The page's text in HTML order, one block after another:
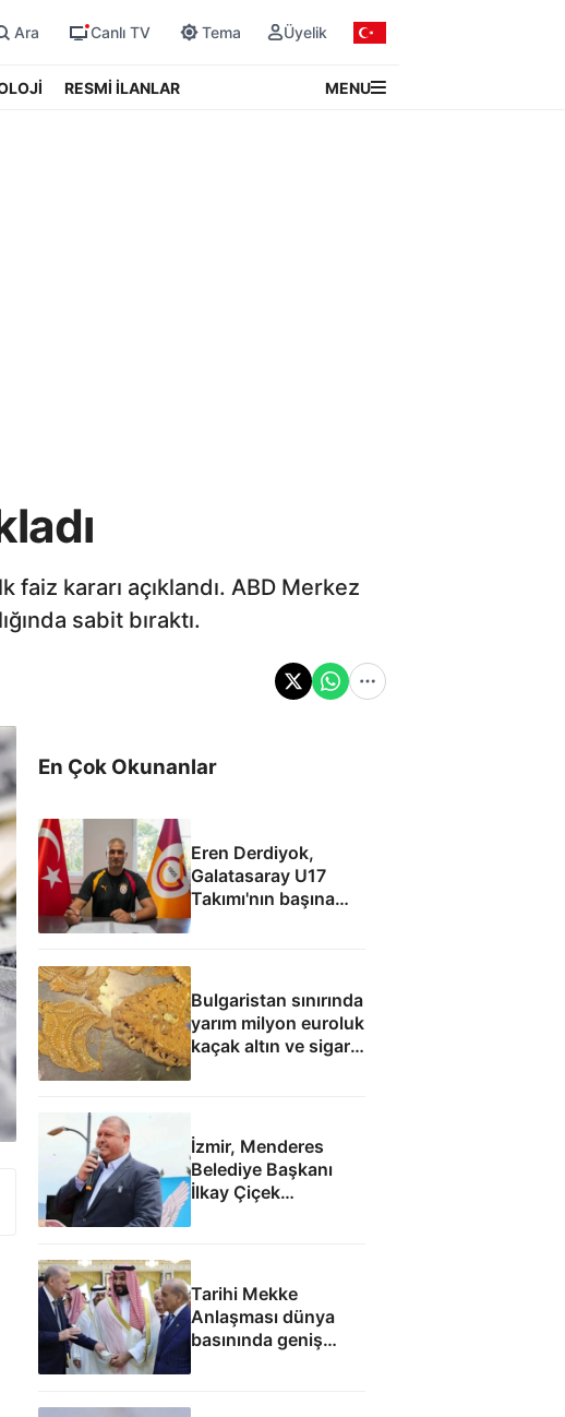
Ara Canlı TV Tema Üyelik
RESMİ İLANLAR MENU
faiz kararı açıklandı. ABD Merkez
sabit bıraktı.
En Çok Okunanlar
Eren Derdiyok,
Galatasaray U17
Takımı'nın başına
geçti
Bulgaristan sınırında
yarım milyon euroluk
kaçak altın ve sigara
yakalandı
İzmir, Menderes
Belediye Başkanı
İlkay Çiçek
Tarihi Mekke
Anlaşması dünya
basınında geniş
yankı uyandırdı